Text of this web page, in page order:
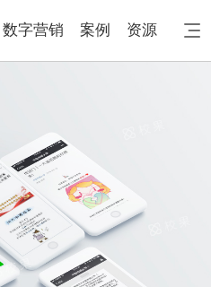
数字营销 案例 资源